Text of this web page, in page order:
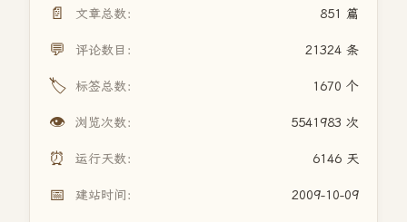
📄 文章总数： 851 篇
💬 评论数目： 21324 条
🏷️ 标签总数： 1670 个
👁️ 浏览次数： 5541983 次
⏰ 运行天数： 6146 天
📅 建站时间： 2009-10-09